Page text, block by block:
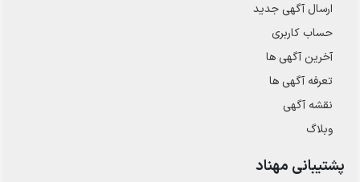
ارسال‌ آگهی جدید
حساب کاربری
آخرین آگهی ها
تعرفه آگهی ها
نقشه آگهی
وبلاگ
پشتیبانی مهناد